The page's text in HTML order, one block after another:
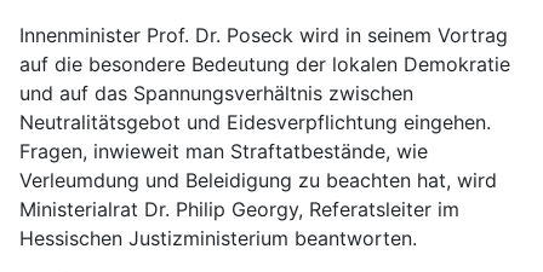
Innenminister Prof. Dr. Poseck wird in seinem Vortrag
auf die besondere Bedeutung der lokalen Demokratie
und auf das Spannungsverhältnis zwischen
Neutralitätsgebot und Eidesverpflichtung eingehen.
Fragen, inwieweit man Straftatbestände, wie
Verleumdung und Beleidigung zu beachten hat, wird
Ministerialrat Dr. Philip Georgy, Referatsleiter im
Hessischen Justizministerium beantworten.